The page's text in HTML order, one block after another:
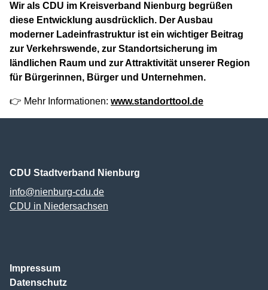
Wir als CDU im Kreisverband Nienburg begrüßen
diese Entwicklung ausdrücklich. Der Ausbau
moderner Ladeinfrastruktur ist ein wichtiger Beitrag
zur Verkehrswende, zur Standortsicherung im
ländlichen Raum und zur Attraktivität unserer Region
für Bürgerinnen, Bürger und Unternehmen.
👉 Mehr Informationen: www.standorttool.de
CDU Stadtverband Nienburg
info@nienburg-cdu.de
CDU in Niedersachsen
Impressum
Datenschutz